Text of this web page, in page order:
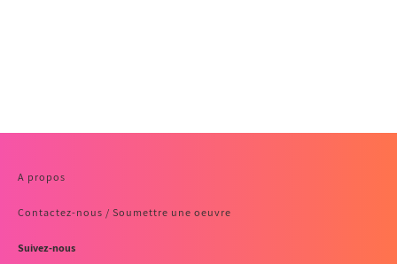
A propos
Contactez-nous / Soumettre une oeuvre
Suivez-nous